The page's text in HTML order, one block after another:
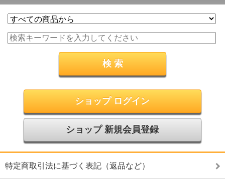
ショップ ログイン
ショップ 新規会員登録
特定商取引法に基づく表記（返品など）